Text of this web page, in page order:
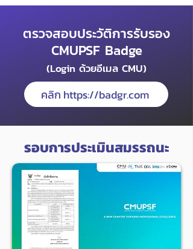
ตรวจสอบประวัติการรับรอง
CMUPSF Badge
(Login ด้วยอีเมล CMU)
คลิก https://badgr.com
รอบการประเมินสมรรถนะ